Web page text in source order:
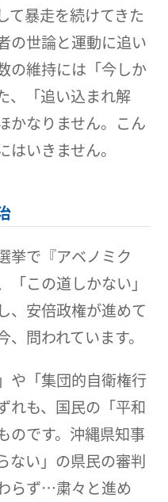
て暴走を続けてきた
の世論と運動に追い
の維持には「今しか
、「追い込まれ解
かなりません。こん
いきません。
挙で『アベノミク
この道しかない」
、安倍政権が進めて
問われています。
や「集団的自衛権行
れも、国民の「平和
のです。沖縄県知事
ない」の県民の審判
らず…粛々と進め